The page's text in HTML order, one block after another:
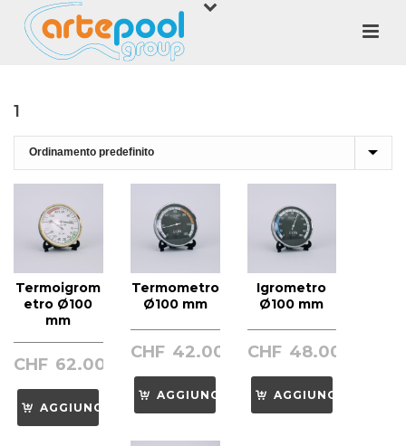
1
Termoigrom
etro Ø100
mm
CHF 62.00
AGGIUNGI
Termometro
Ø100 mm
CHF 42.00
AGGIUNGI
Igrometro
Ø100 mm
CHF 48.00
AGGIUNGI